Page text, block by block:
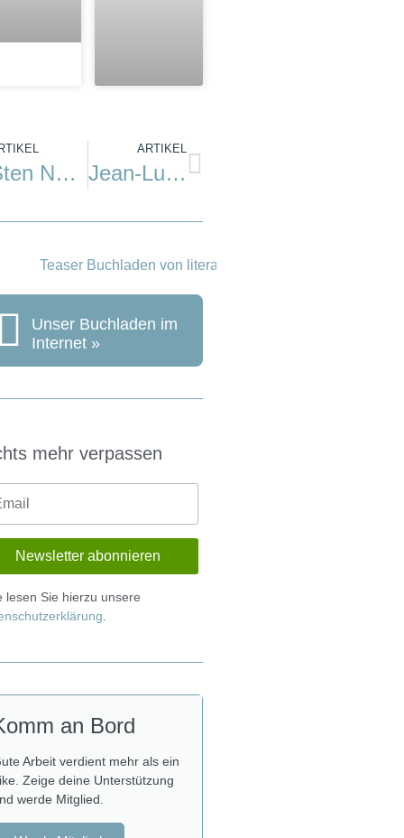
Sten Nadolny: Weitlings Sommerfrische
ARTIKEL
Jean-Luc Bannalec: Bretonische Brandung
Unser Buchladen im
Internet »
mehr verpassen
lesen Sie hierzu unsere
an Bord
Arbeit verdient mehr als ein
Zeige deine Unterstützung
werde Mitglied.